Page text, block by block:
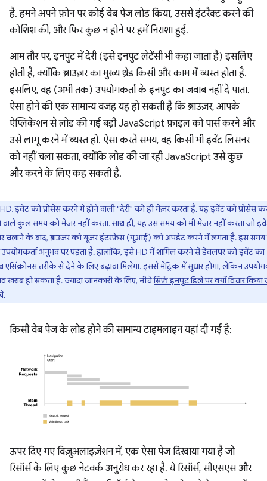
है. हमने अपने फ़ोन पर कोई वेब पेज लोड किया, उससे इंटरैक्ट करने की
कोशिश की, और फिर कुछ न होने पर हमें निराशा हुई.
आम तौर पर, इनपुट में देरी (इसे इनपुट लेटेंसी भी कहा जाता है) इसलिए
होती है, क्योंकि ब्राउज़र का मुख्य थ्रेड किसी और काम में व्यस्त होता है.
इसलिए, वह (अभी तक) उपयोगकर्ता के इनपुट का जवाब नहीं दे पाता.
ऐसा होने की एक सामान्य वजह यह हो सकती है कि ब्राउज़र, आपके
ऐप्लिकेशन से लोड की गई बड़ी JavaScript फ़ाइल को पार्स करने और
उसे लागू करने में व्यस्त हो. ऐसा करते समय, वह किसी भी इवेंट लिसनर
को नहीं चला सकता, क्योंकि लोड की जा रही JavaScript उसे कुछ
और करने के लिए कह सकती है.
FID, इवेंट को प्रोसेस करने में होने वाली "देरी" को ही मेज़र करता है. यह इवेंट को प्रोसेस
कुल समय को मेज़र नहीं करता. साथ ही, यह उस समय को भी मेज़र नहीं करता जो
चलाने के बाद, ब्राउज़र को यूज़र इंटरफ़ेस (यूआई) को अपडेट करने में लगता है. इस समय
अनुभव पर पड़ता है. हालांकि, इसे FID में शामिल करने से डेवलपर को इवेंट का
एसिंक्रोनस तरीके से देने के लिए बढ़ावा मिलेगा. इससे मेट्रिक में सुधार होगा, लेकिन
खराब हो सकता है. ज़्यादा जानकारी के लिए, नीचेसिर्फ़ इनपुट डिले पर क्यों विचार किया
किसी वेब पेज के लोड होने की सामान्य टाइमलाइन यहां दी गई है:
ऊपर दिए गए विज़ुअलाइज़ेशन में, एक ऐसा पेज दिखाया गया है जो
रिसॉर्स के लिए कुछ नेटवर्क अनुरोध कर रहा है. ये रिसॉर्स, सीएसएस और